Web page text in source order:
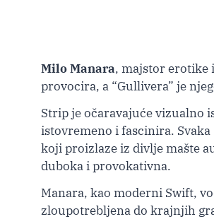
Milo Manara, majstor erotike
provocira, a “Gullivera” je
Strip je očaravajuće vizualno
istovremeno i fascinira.
koji proizlaze iz divlje mašte
duboka i provokativna.
Manara, kao moderni Swift,
zloupotrebljena do krajnjih